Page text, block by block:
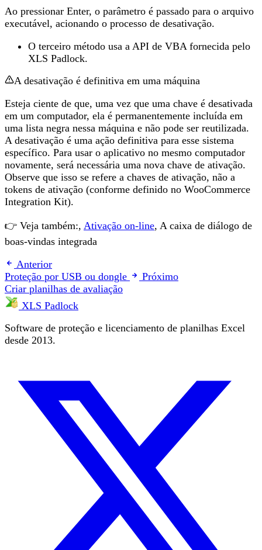
Ao pressionar Enter, o parâmetro é passado para o arquivo
executável, acionando o processo de desativação.
O terceiro método usa a API de VBA fornecida pelo
XLS Padlock.
A desativação é definitiva em uma máquina
Esteja ciente de que, uma vez que uma chave é desativada
em um computador, ela é permanentemente incluída em
uma lista negra nessa máquina e não pode ser reutilizada.
A desativação é uma ação definitiva para esse sistema
específico. Para usar o aplicativo no mesmo computador
novamente, será necessária uma nova chave de ativação.
Observe que isso se refere a chaves de ativação, não a
tokens de ativação (conforme definido no WooCommerce
Integration Kit).
👉 Veja também:, Ativação on-line, A caixa de diálogo de
boas-vindas integrada
Anterior
Proteção por USB ou dongle
Próximo
Criar planilhas de avaliação
XLS Padlock
Software de proteção e licenciamento de planilhas Excel
desde 2013.